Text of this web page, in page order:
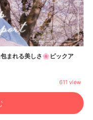
611 view
まれる美しさ🌸ピックア